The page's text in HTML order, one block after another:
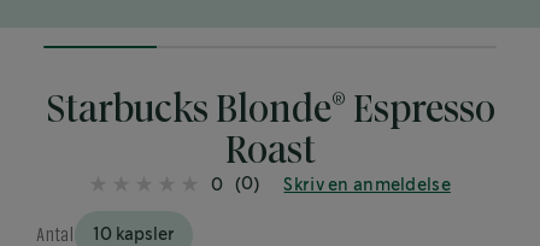
25%
Starbucks Blonde® Espresso
Roast
Antal 10 kapsler
0 (0) Skriv en anmeldelse